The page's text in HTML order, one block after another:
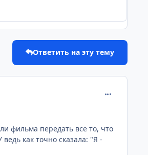
Ответить на эту тему
фильма передать все то, что
как точно сказала: "Я -